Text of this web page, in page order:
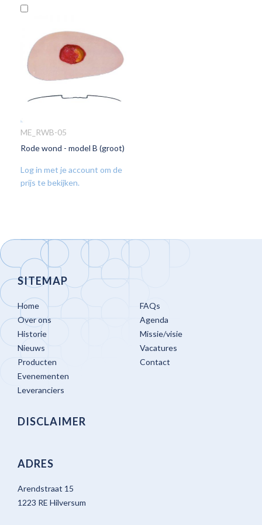
VOEG
AAN
VERLANGLIJST
ME_RWB-05
Rode wond - model B (groot)
Log in met je account om de
prijs te bekijken.
SITEMAP
Home
Over ons
Historie
Nieuws
Producten
Evenementen
Leveranciers
FAQs
Agenda
Missie/visie
Vacatures
Contact
DISCLAIMER
ADRES
Arendstraat 15
1223 RE Hilversum